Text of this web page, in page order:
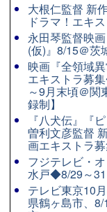
大根仁監督 新
ドラマ！エキ
永田琴監督映
(仮)』8/15＠茨
映画『全領域異
エキストラ募
～9月末頃＠関
録制】
『八犬伝』『
曽利文彦監督
画エキストラ
フジテレビ・
水戸◆8/29～
テレビ東京10
県鶴ヶ島市、